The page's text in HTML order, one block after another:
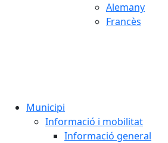
Alemany
Francès
Municipi
Informació i mobilitat
Informació general